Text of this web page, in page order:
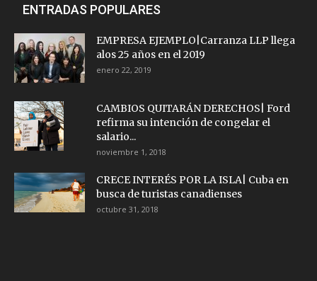
ENTRADAS POPULARES
EMPRESA EJEMPLO|Carranza LLP llega
alos 25 años en el 2019
enero 22, 2019
CAMBIOS QUITARÁN DERECHOS| Ford
refirma su intención de congelar el
salario...
noviembre 1, 2018
CRECE INTERÉS POR LA ISLA| Cuba en
busca de turistas canadienses
octubre 31, 2018